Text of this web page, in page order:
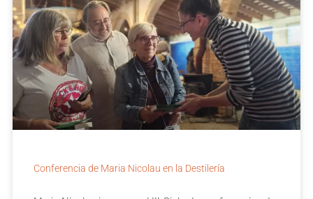
Conferencia de Maria Nicolau en la Destilería